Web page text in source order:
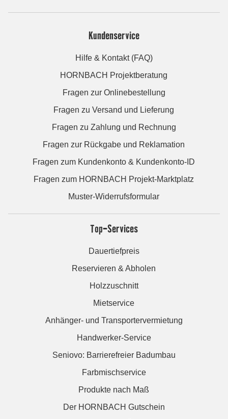
Kundenservice
Hilfe & Kontakt (FAQ)
HORNBACH Projektberatung
Fragen zur Onlinebestellung
Fragen zu Versand und Lieferung
Fragen zu Zahlung und Rechnung
Fragen zur Rückgabe und Reklamation
Fragen zum Kundenkonto & Kundenkonto-ID
Fragen zum HORNBACH Projekt-Marktplatz
Muster-Widerrufsformular
Top-Services
Dauertiefpreis
Reservieren & Abholen
Holzzuschnitt
Mietservice
Anhänger- und Transportervermietung
Handwerker-Service
Seniovo: Barrierefreier Badumbau
Farbmischservice
Produkte nach Maß
Der HORNBACH Gutschein